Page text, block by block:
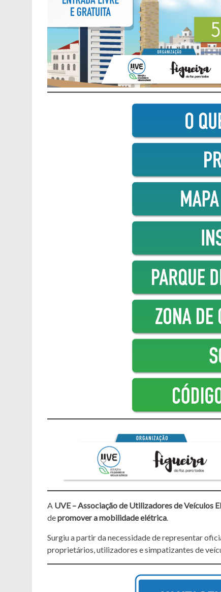
A UVE – Associação de Utilizadores de Veículos
depromover a mobilidade elétrica.
Surgiu a partir da necessidade de representar
proprietários, utilizadores e simpatizantes de